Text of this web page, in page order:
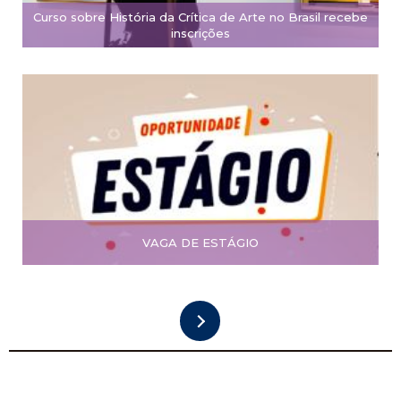
Curso sobre História da Crítica de Arte no Brasil recebe
inscrições
VAGA DE ESTÁGIO